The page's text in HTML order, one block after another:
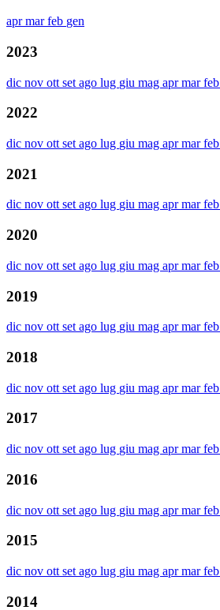
aprmarfeb gen
2023
dic nov ott set ago lug giu mag aprmarfeb
2022
dic nov ott set ago lug giu mag aprmarfeb
2021
dic nov ottsetago lug giu mag aprmarfeb
2020
dic nov ott set ago lug giu mag aprmarfeb
2019
dic nov ott set ago lug giu mag aprmarfeb
2018
dic nov ott set ago lug giu mag aprmarfeb
2017
dic nov ott set ago lug giu mag aprmarfeb
2016
dic nov ott set ago lug giu mag aprmarfeb
2015
dic nov ott set ago lug giu mag aprmarfeb
2014